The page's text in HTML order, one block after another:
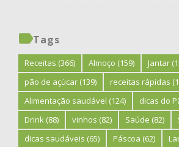
Tags
Receitas (366) Almoço (159) Jantar
pão de açúcar (139) receitas rápidas
Alimentação saudável (124) dicas do
Drink (88) vinhos (82) Saúde (82)
dicas saudáveis (65) Páscoa (62)